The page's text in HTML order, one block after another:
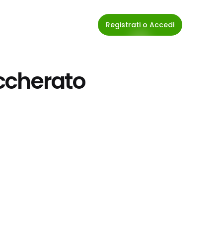
Registrati o Accedi